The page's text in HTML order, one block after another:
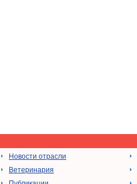
Новости отрасли
Ветеринария